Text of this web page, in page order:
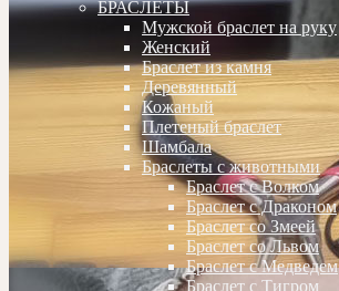
БРАСЛЕТЫ
Мужской браслет на руку
Женский
Браслет из камня
Деревянный
Кожаный
Плетеный браслет
Шамбала
Браслеты с животными
Браслет с Волком
Браслет с Драконом
Браслет со Змеей
Браслет со Львом
Браслет с Медведем
Браслет с Тигром